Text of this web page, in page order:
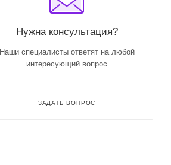
Нужна консультация?
Наши специалисты ответят на любой
интересующий вопрос
ЗАДАТЬ ВОПРОС